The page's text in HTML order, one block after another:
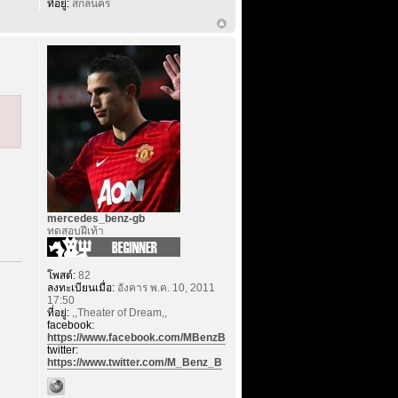
ที่อยู่:สกลนคร
mercedes_benz-gb
ทดสอบฝีเท้า
โพสต์:82
ลงทะเบียนเมื่อ:อังคาร พ.ค. 10, 2011
17:50
ที่อยู่:,,Theater of Dream,,
facebook:
https://www.facebook.com/MBenzB
twitter:
https://www.twitter.com/M_Benz_B